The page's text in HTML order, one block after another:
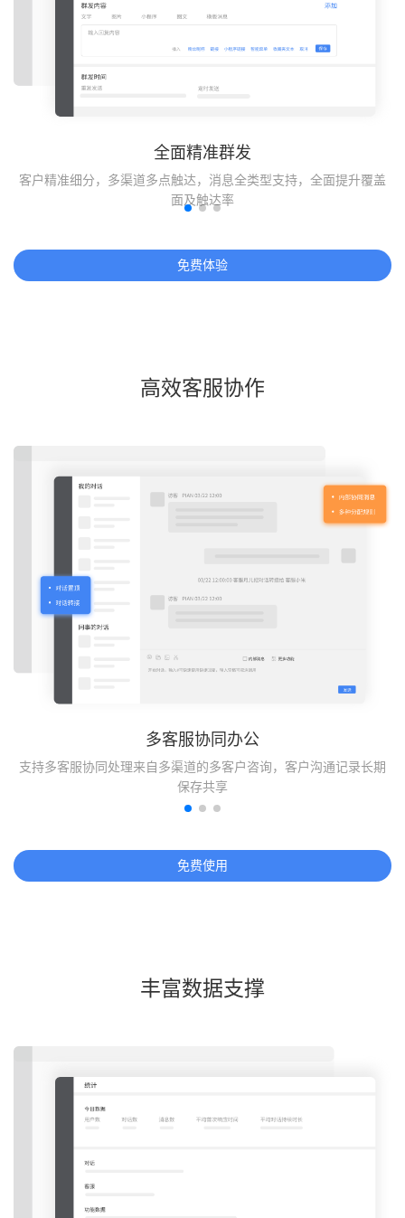
全面精准群发
客户精准细分，多渠道多点触达，消息全类型支持，全面提升覆盖
面及触达率
免费体验
高效客服协作
多客服协同办公
支持多客服协同处理来自多渠道的多客户咨询，客户沟通记录长期
保存共享
免费使用
丰富数据支撑